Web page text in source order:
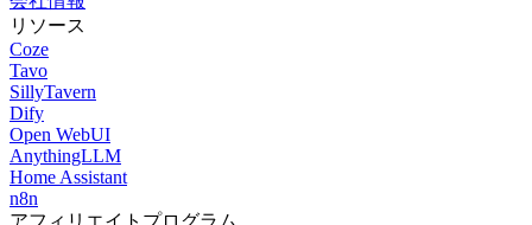
リソース
Coze
Tavo
SillyTavern
Dify
Open WebUI
AnythingLLM
Home Assistant
n8n
アフィリエイトプログラム